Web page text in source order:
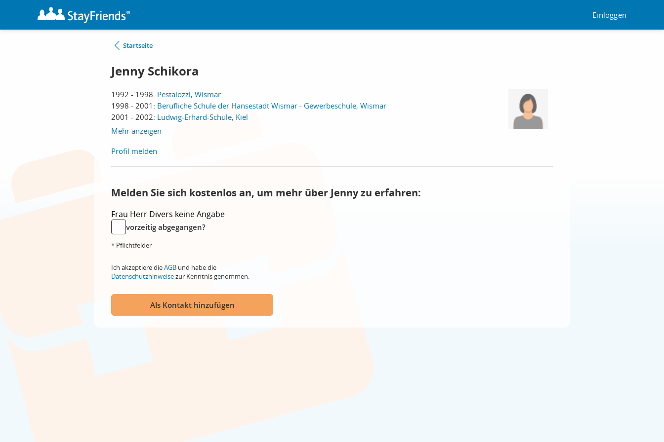
Einloggen
Startseite
Jenny Schikora
1992 - 1998: Pestalozzi, Wismar
1998 - 2001: Berufliche Schule der Hansestadt Wismar - Gewerbeschule, Wismar
2001 - 2002: Ludwig-Erhard-Schule, Kiel
Mehr anzeigen
Profil melden
Melden Sie sich kostenlos an, um mehr über Jenny zu erfahren:
Frau Herr Divers keine Angabe
vorzeitig abgegangen?
* Pflichtfelder
Ich akzeptiere dieAGB und habe die
Datenschutzhinweisezur Kenntnis genommen.
Als Kontakt hinzufügen